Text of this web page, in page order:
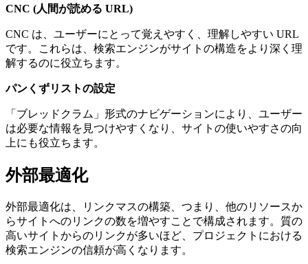
CNC (人間が読める URL)
CNC は、ユーザーにとって覚えやすく、理解しやすい URL
です。これらは、検索エンジンがサイトの構造をより深く理
解するのに役立ちます。
パンくずリストの設定
「ブレッドクラム」形式のナビゲーションにより、ユーザー
は必要な情報を見つけやすくなり、サイトの使いやすさの向
上にも役立ちます。
外部最適化
外部最適化は、リンクマスの構築、つまり、他のリソースか
らサイトへのリンクの数を増やすことで構成されます。質の
高いサイトからのリンクが多いほど、プロジェクトにおける
検索エンジンの信頼が高くなります。